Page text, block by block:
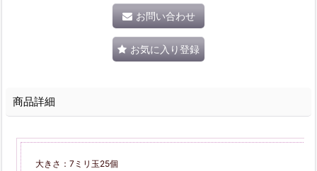
お問い合わせ
お気に入り登録
商品詳細
大きさ：7ミリ玉25個